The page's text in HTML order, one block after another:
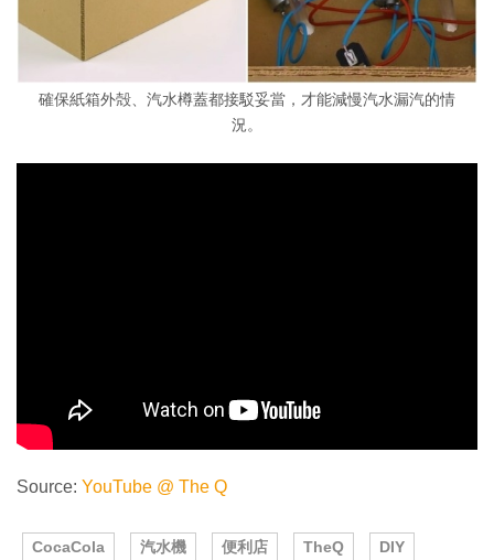
確保紙箱外殻、汽水樽蓋都接駁妥當，才能減慢汽水漏汽的情
況。
Source: YouTube @ The Q
CocaCola 汽水機 便利店 TheQ
DIY